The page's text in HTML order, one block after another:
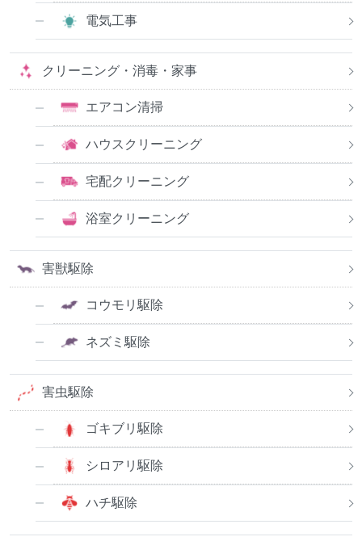
電気工事
クリーニング・消毒・家事
エアコン清掃
ハウスクリーニング
宅配クリーニング
浴室クリーニング
害獣駆除
コウモリ駆除
ネズミ駆除
害虫駆除
ゴキブリ駆除
シロアリ駆除
ハチ駆除